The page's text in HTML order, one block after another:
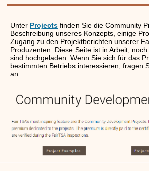
Unter Projects finden Sie die Community
Beschreibung unseres Konzepts, einige
Zugang zu den Projektberichten unserer
Produzenten. Diese Seite ist in Arbeit,
sind hochgeladen. Wenn Sie sich für das
bestimmten Betriebs interessieren, fragen
an.